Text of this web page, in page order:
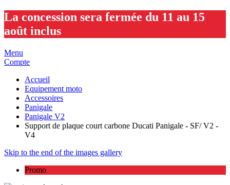
La concession sera fermée du 11 au 15
août inclus
Menu
Compte
Accueil
Equipement moto
Accessoires
Panigale
Panigale V2
Support de plaque court carbone Ducati Panigale - SF/ V2 -
V4
Skip to the end of the images gallery
Promo